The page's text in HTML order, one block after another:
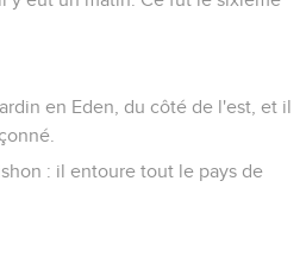
en Eden, du côté de l'est, et il
: il entoure tout le pays de